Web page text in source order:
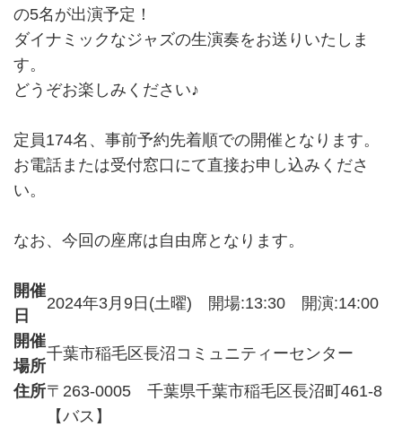
の5名が出演予定！
ダイナミックなジャズの生演奏をお送りいたしま
す。
どうぞお楽しみください♪
定員174名、事前予約先着順での開催となります。
お電話または受付窓口にて直接お申し込みくださ
い。
なお、今回の座席は自由席となります。
開催
日
2024年3月9日(土曜) 開場:13:30 開演:14:00
開催
場所
千葉市稲毛区長沼コミュニティーセンター
住所〒263-0005 千葉県千葉市稲毛区長沼町461-8
【バス】